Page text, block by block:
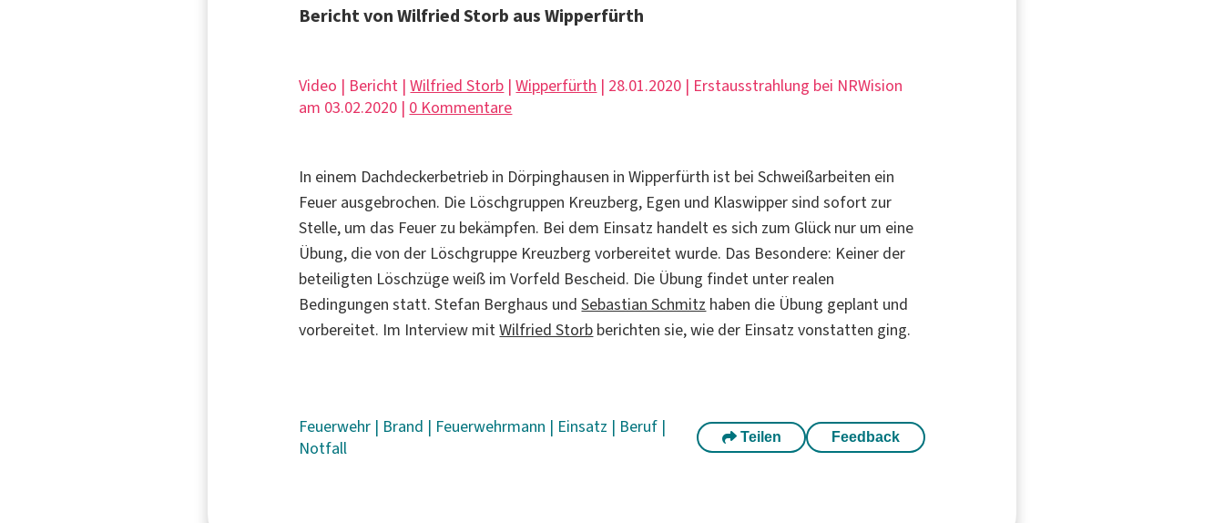
Bericht von Wilfried Storb aus Wipperfürth
Video | Bericht |Wilfried Storb |Wipperfürth | 28.01.2020 | Erstausstrahlung bei NRWision
am 03.02.2020 | 0 Kommentare
In einem Dachdeckerbetrieb in Dörpinghausen in Wipperfürth ist bei Schweißarbeiten ein
Feuer ausgebrochen. Die Löschgruppen Kreuzberg, Egen und Klaswipper sind sofort zur
Stelle, um das Feuer zu bekämpfen. Bei dem Einsatz handelt es sich zum Glück nur um eine
Übung, die von der Löschgruppe Kreuzberg vorbereitet wurde. Das Besondere: Keiner der
beteiligten Löschzüge weiß im Vorfeld Bescheid. Die Übung findet unter realen
Bedingungen statt. Stefan Berghaus undSebastian Schmitz haben die Übung geplant und
vorbereitet. Im Interview mitWilfried Storb berichten sie, wie der Einsatz vonstatten ging.
Feuerwehr | Brand | Feuerwehrmann | Einsatz | Beruf |
Notfall
Teilen Feedback